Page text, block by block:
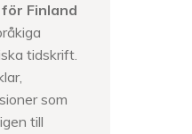
Finland
tidskrift.
som
till